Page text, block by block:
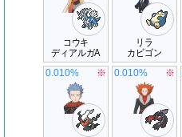
コウキ
ディアルガA
リラ
カビゴン
0.010% ※ 0.010% ※